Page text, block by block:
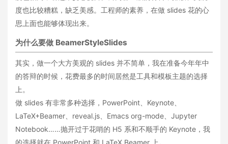
度也比较糟糕，缺乏美感。工程师的素养，在做 slides 花的心
思上面也能够体现出来。
为什么要做 BeamerStyleSlides
其实，做一个大方美观的 slides 并不简单，我在准备今年年中
的答辩的时候，花费最多的时间居然是工具和模板主题的选择
上。
做 slides 有非常多种选择，PowerPoint、Keynote、
LaTeX+Beamer、reveal.js、Emacs org-mode、Jupyter
Notebook……抛开过于花哨的 H5 系和不顺手的 Keynote，我
的选择就在 PowerPoint 和 LaTeX Beamer 上。